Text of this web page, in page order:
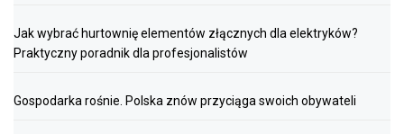
Jak wybrać hurtownię elementów złącznych dla elektryków?
Praktyczny poradnik dla profesjonalistów
Gospodarka rośnie. Polska znów przyciąga swoich obywateli